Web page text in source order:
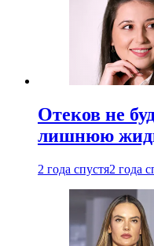
Отеков не
лишнюю
2 года спустя2 года